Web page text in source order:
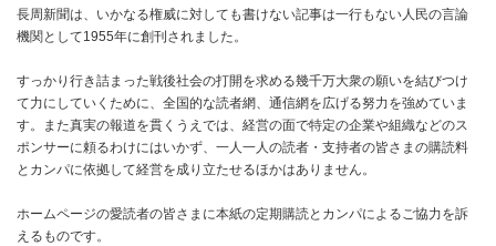
長周新聞は、いかなる権威に対しても書けない記事は一行もない人民の言論
機関として1955年に創刊されました。
すっかり行き詰まった戦後社会の打開を求める幾千万大衆の願いを結びつけ
て力にしていくために、全国的な読者網、通信網を広げる努力を強めていま
す。また真実の報道を貫くうえでは、経営の面で特定の企業や組織などのス
ポンサーに頼るわけにはいかず、一人一人の読者・支持者の皆さまの購読料
とカンパに依拠して経営を成り立たせるほかはありません。
ホームページの愛読者の皆さまに本紙の定期購読とカンパによるご協力を訴
えるものです。